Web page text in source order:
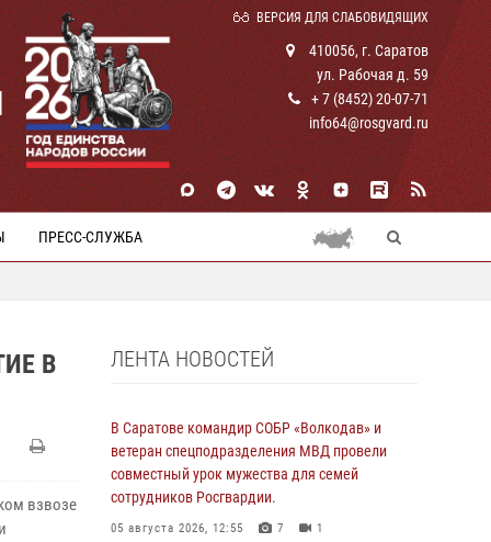
ВЕРСИЯ ДЛЯ СЛАБОВИДЯЩИХ
410056, г. Саратов
ул. Рабочая д. 59
+ 7 (8452) 20-07-71
info64@rosgvard.ru
ПРЕСС-СЛУЖБА
В
взвозе
ЛЕНТА НОВОСТЕЙ
В Саратове командир СОБР «Волкодав» и
ветеран спецподразделения МВД провели
совместный урок мужества для семей
сотрудников Росгвардии.
05 августа 2026, 12:55 7 1